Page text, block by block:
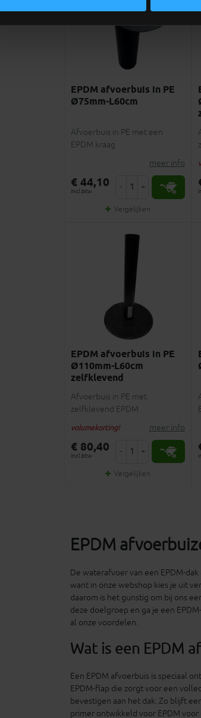
EPDM afvoerbuis in PE
Ø75mm-L60cm
Afvoerbuis in PE met een
EPDM kraag
meer info
€ 44,10
incl.btw - +
Vergelijken
EPDM afvoerbuis in PE
Ø110mm-L60cm
zelfklevend
Afvoerbuis in PE met
zelfklevend EPDM
volumekorting! meer info
€ 80,40
incl.btw - +
Vergelijken
EPDM
De waterafvoer van een EPDM-
want in onze webshop kies je uit
daarom is het gunstig om bij ons
deze doelgroep en ga je een
al onze voordelen.
Wat is een EPDM
Een EPDM afvoerbuis is speciaal
EPDM-flap die zorgt voor een
bevestigen aan het dak. Zo blijft
primer ontwikkeld voor EPDM